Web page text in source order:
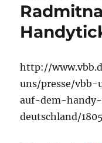
http://
uns/presse/
auf-dem-
deutschland/